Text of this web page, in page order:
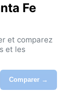
Fe
et comparez
et les
Comparer →